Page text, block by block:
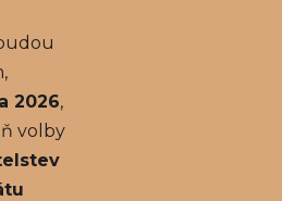
2026,
volby